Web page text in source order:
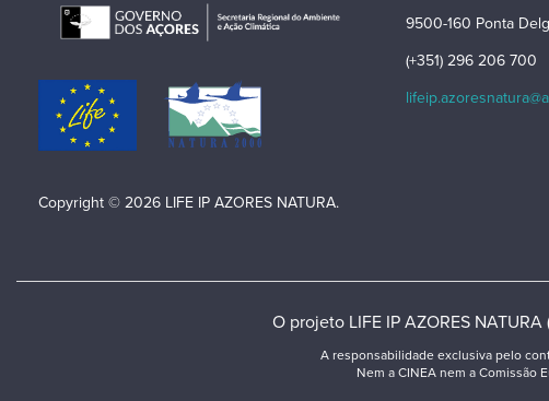
Copyright © 2026 LIFE IP AZORES NATURA.
9500-160 Ponta
(+351) 296 206 700
O projeto LIFE IP AZORES
A responsabilidade exclusiva pelo
Nem a CINEA nem a Comissão